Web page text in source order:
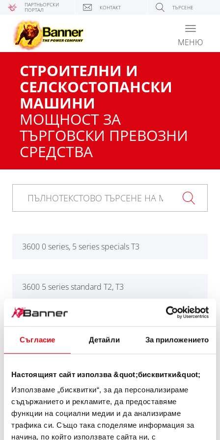
Съгласие Детайли За приложението
Настоящият сайт използва &quot;бисквитки&quot;
Използваме „бисквитки“, за да персонализираме
съдържанието и рекламите, да предоставяме
функции на социални медии и да анализираме
трафика си. Също така споделяме информация за
начина, по който използвате сайта ни, с
ПАРТНЬОРСКИ
ПОРТАЛ КОНТАКТ ТЪРСЕНЕ
Toggle
МЕНЮ
СТРОИТЕЛНИ И
СЕЛСКОСТОПАНСКИ
МАШИНИ
МОЩНОСТ ЗА
ТЪРГОВСКИ ПРЕВОЗНИ
СРЕДСТВА
3600 0 series, 5 series specials T3
3600 5 series standard T2, T3
alle anderen Modelle/all other models
Carrarino
Motocoltivatore Carrarino 390, 500, 510